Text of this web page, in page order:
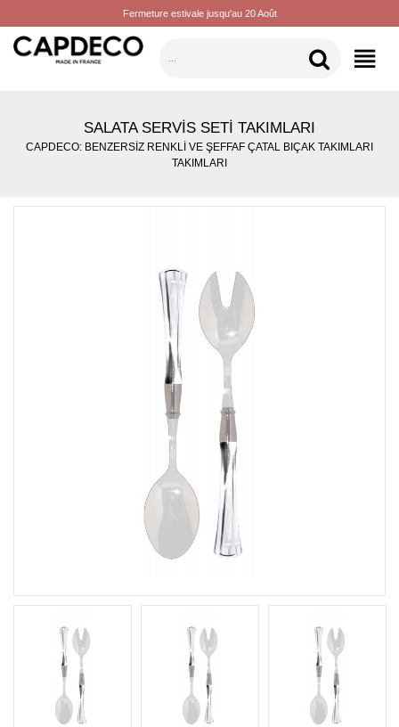
Fermeture estivale jusqu'au 20 Août
KATEGORILER
SALATA SERVIS SETI TAKIMLARI
CAPDECO: BENZERSIZ RENKLI VE ŞEFFAF ÇATAL BIÇAK TAKIMLARI
TAKIMLARI